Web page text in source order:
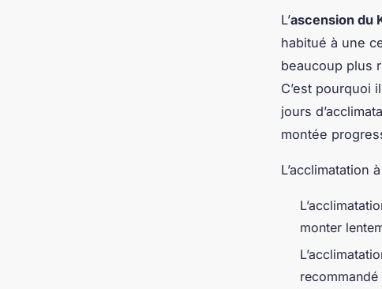
L’ascension du
habitué à une
beaucoup plus
C’est pourquoi
jours
montée
L’acclimatation
monter